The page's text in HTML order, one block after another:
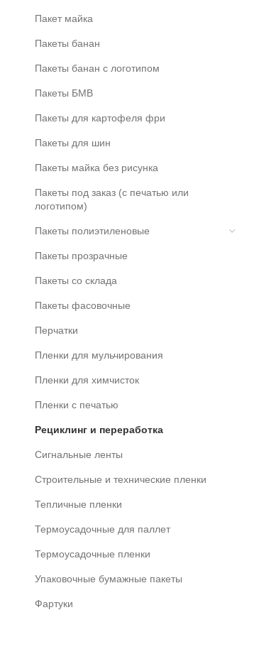
Пакет майка
Пакеты банан
Пакеты банан с логотипом
Пакеты БМВ
Пакеты для картофеля фри
Пакеты для шин
Пакеты майка без рисунка
Пакеты под заказ (с печатью или
логотипом)
Пакеты полиэтиленовые
Пакеты прозрачные
Пакеты со склада
Пакеты фасовочные
Перчатки
Пленки для мульчирования
Пленки для химчисток
Пленки с печатью
Рециклинг и переработка
Сигнальные ленты
Строительные и технические пленки
Тепличные пленки
Термоусадочные для паллет
Термоусадочные пленки
Упаковочные бумажные пакеты
Фартуки